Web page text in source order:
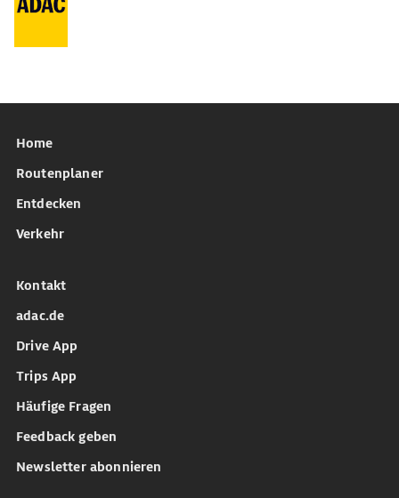
Home
Routenplaner
Entdecken
Verkehr
Kontakt
adac.de
Drive App
Trips App
Häufige Fragen
Feedback geben
Newsletter abonnieren